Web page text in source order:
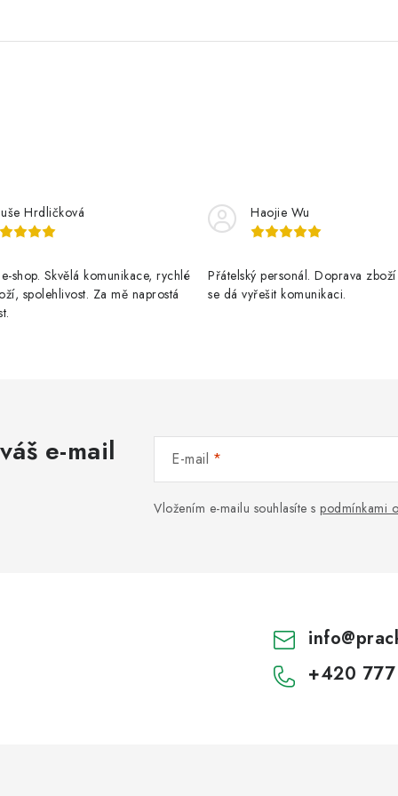
Hrdličková
shop. Skvělá komunikace, rychlé
spolehlivost. Za mě naprostá
Haojie Wu
Přátelský personál. Doprava
se dá vyřešit komunikaci.
e-mail E-mail
Vložením e-mailu souhlasíte s podmínkami
info@
+420